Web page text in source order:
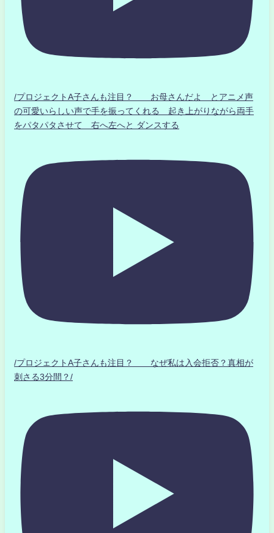
/プロジェクトA子さんも注目？ お母さんだよ とアニメ声
の可愛いらしい声で手を振ってくれる 起き上がりながら両手
をパタパタさせて 右へ左へと ダンスする
/プロジェクトA子さんも注目？ なぜ私は入会拒否？真相が
刺さる3分間？/